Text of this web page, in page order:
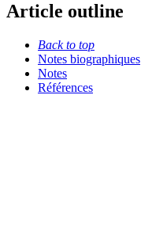
Article outline
Back to top
Notes biographiques
Notes
Références